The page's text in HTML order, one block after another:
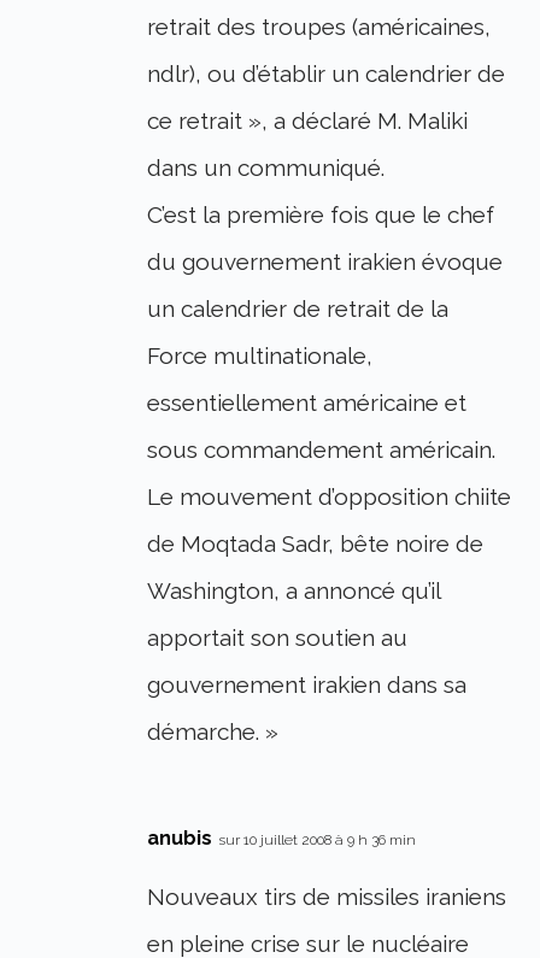
retrait des troupes (américaines,
ndlr), ou d’établir un calendrier de
ce retrait », a déclaré M. Maliki
dans un communiqué.
C’est la première fois que le chef
du gouvernement irakien évoque
un calendrier de retrait de la
Force multinationale,
essentiellement américaine et
sous commandement américain.
Le mouvement d’opposition chiite
de Moqtada Sadr, bête noire de
Washington, a annoncé qu’il
apportait son soutien au
gouvernement irakien dans sa
démarche. »
anubis sur 10 juillet 2008 à 9 h 36 min
Nouveaux tirs de missiles iraniens
en pleine crise sur le nucléaire